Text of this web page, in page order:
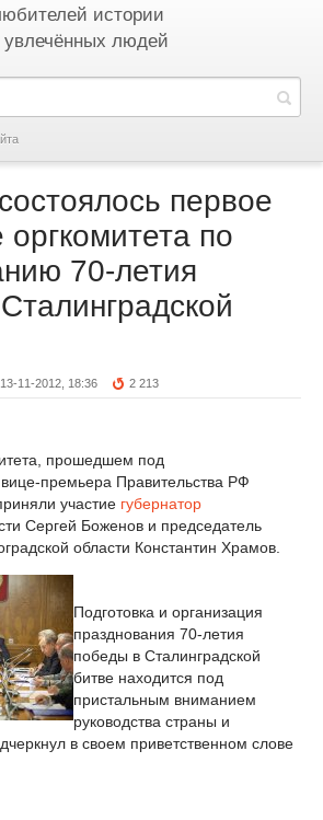
истории
увлечённых людей
первое
оргкомитета по
70-летия
13-11-2012, 18:36 2 213
прошедшем под
премьера Правительства РФ
участие губернатор
Сергей Боженов и председатель
области Константин Храмов.
Подготовка и организация
празднования 70-летия
победы в Сталинградской
битве находится под
пристальным вниманием
руководства страны и
в своем приветственном слове